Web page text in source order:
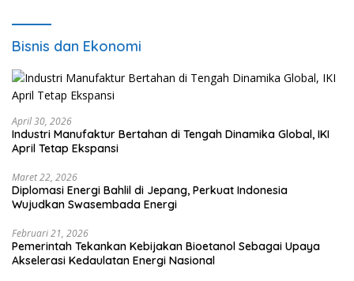
Bisnis dan Ekonomi
April 30, 2026
Industri Manufaktur Bertahan di Tengah Dinamika Global, IKI
April Tetap Ekspansi
Maret 22, 2026
Diplomasi Energi Bahlil di Jepang, Perkuat Indonesia
Wujudkan Swasembada Energi
Februari 21, 2026
Pemerintah Tekankan Kebijakan Bioetanol Sebagai Upaya
Akselerasi Kedaulatan Energi Nasional